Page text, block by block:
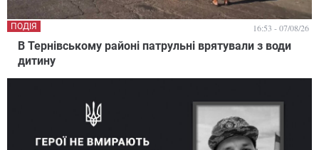
В Тернівському районі патрульні врятували з води
дитину
ПОДІЯ 16:53 - 07/08/26